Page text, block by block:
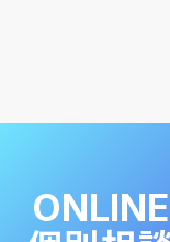
ONLINE